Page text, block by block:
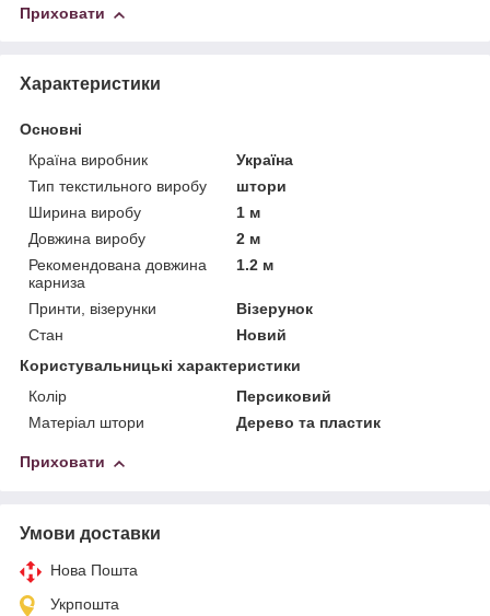
Приховати
Характеристики
Основні
Країна виробник
Україна
Тип текстильного виробу
штори
Ширина виробу
1 м
Довжина виробу
2 м
Рекомендована довжина
карниза
1.2 м
Принти, візерунки
Візерунок
Стан
Новий
Користувальницькі характеристики
Колір
Персиковий
Матеріал штори
Дерево та пластик
Приховати
Умови доставки
Нова Пошта
Укрпошта